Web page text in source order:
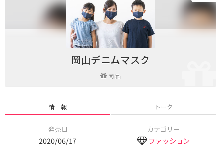
岡山デニムマスク
商品
情 報 トーク
発売日
2020/06/17
カテゴリー
ファッション